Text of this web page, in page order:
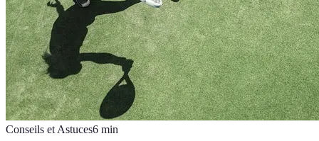
Conseils et Astuces6 min